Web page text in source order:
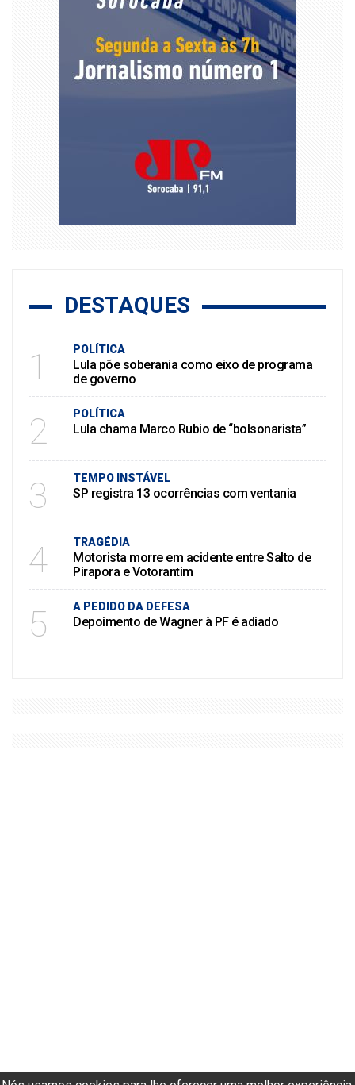
DESTAQUES
1 POLÍTICA
Lula põe soberania como eixo de programa
de governo
2 POLÍTICA
Lula chama Marco Rubio de “bolsonarista”
3 TEMPO INSTÁVEL
SP registra 13 ocorrências com ventania
4 TRAGÉDIA
Motorista morre em acidente entre Salto de
Pirapora e Votorantim
5 A PEDIDO DA DEFESA
Depoimento de Wagner à PF é adiado